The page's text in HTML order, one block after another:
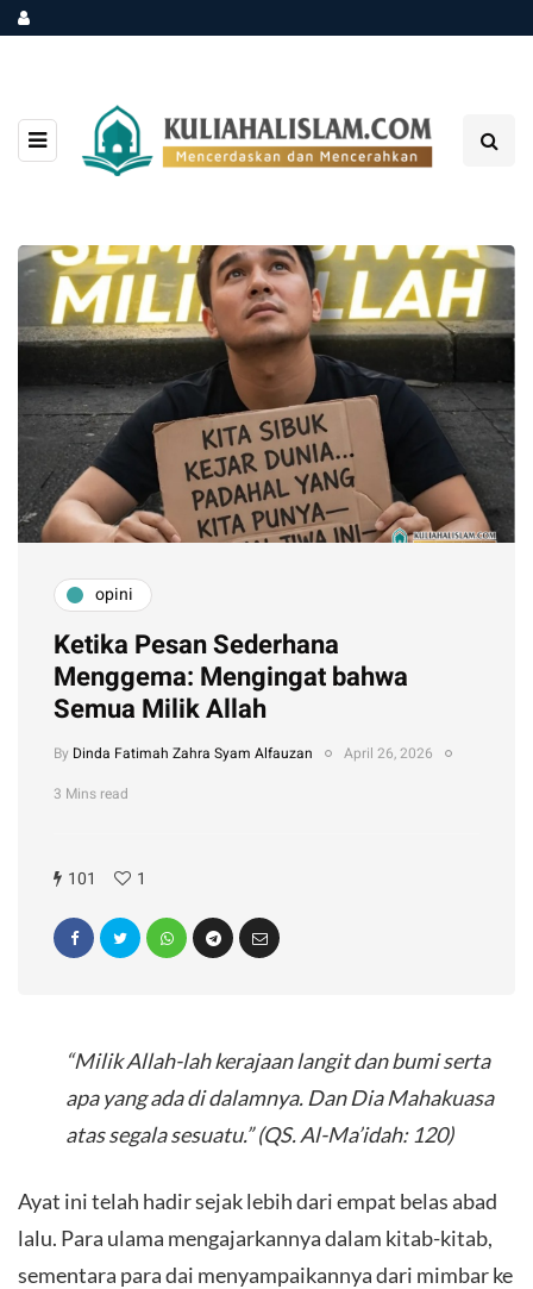
opini
Ketika Pesan Sederhana
Menggema: Mengingat bahwa
Semua Milik Allah
By Dinda Fatimah Zahra Syam Alfauzan
April 26, 2026
3 Mins read
101 1
“Milik Allah-lah kerajaan langit dan bumi serta
apa yang ada di dalamnya. Dan Dia Mahakuasa
atas segala sesuatu.”(QS. Al-Ma’idah: 120)
Ayat ini telah hadir sejak lebih dari empat belas abad
lalu. Para ulama mengajarkannya dalam kitab-kitab,
sementara para dai menyampaikannya dari mimbar ke